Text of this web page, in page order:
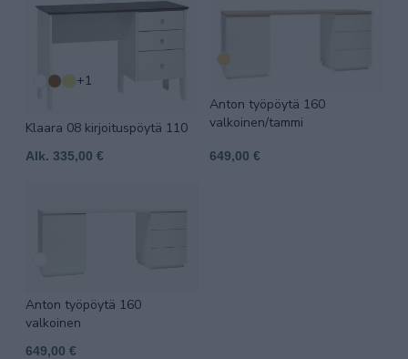
+1
Klaara 08 kirjoituspöytä 110
Alk. 335,00 €
Anton työpöytä 160
valkoinen/tammi
649,00 €
Anton työpöytä 160
valkoinen
649,00 €